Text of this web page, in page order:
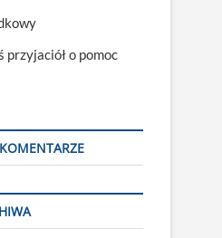
przyjaciół o pomoc